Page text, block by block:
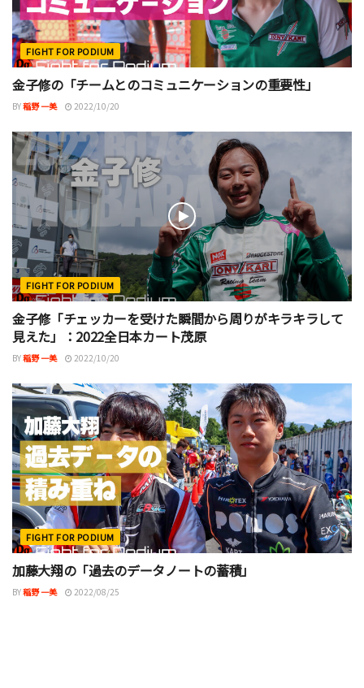
FIGHT FOR PODIUM
金子修の「チームとのコミュニケーションの重要性」
BY稲野 一美 2022/10/20
FIGHT FOR PODIUM
金子修「チェッカーを受けた瞬間から周りがキラキラして
見えた」：2022全日本カート茂原
BY稲野 一美 2022/10/20
FIGHT FOR PODIUM
加藤大翔の「過去のデータノートの蓄積」
BY稲野 一美 2022/08/25